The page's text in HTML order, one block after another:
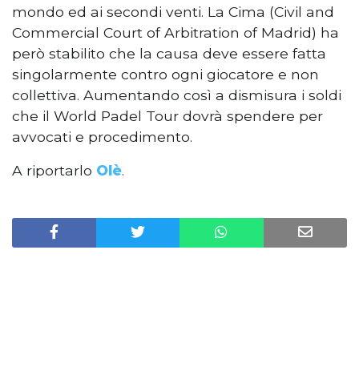
mondo ed ai secondi venti. La Cima (Civil and
Commercial Court of Arbitration of Madrid) ha
però stabilito che la causa deve essere fatta
singolarmente contro ogni giocatore e non
collettiva. Aumentando così a dismisura i soldi
che il World Padel Tour dovrà spendere per
avvocati e procedimento.
A riportarlo Olè.